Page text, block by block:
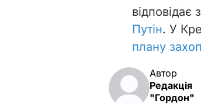
відповідає
Путін. У
плану
Автор
Редакція
"Гордон"